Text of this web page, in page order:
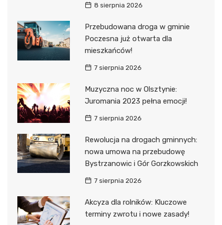
8 sierpnia 2026
Przebudowana droga w gminie
Poczesna już otwarta dla
mieszkańców!
7 sierpnia 2026
Muzyczna noc w Olsztynie:
Juromania 2023 pełna emocji!
7 sierpnia 2026
Rewolucja na drogach gminnych:
nowa umowa na przebudowę
Bystrzanowic i Gór Gorzkowskich
7 sierpnia 2026
Akcyza dla rolników: Kluczowe
terminy zwrotu i nowe zasady!